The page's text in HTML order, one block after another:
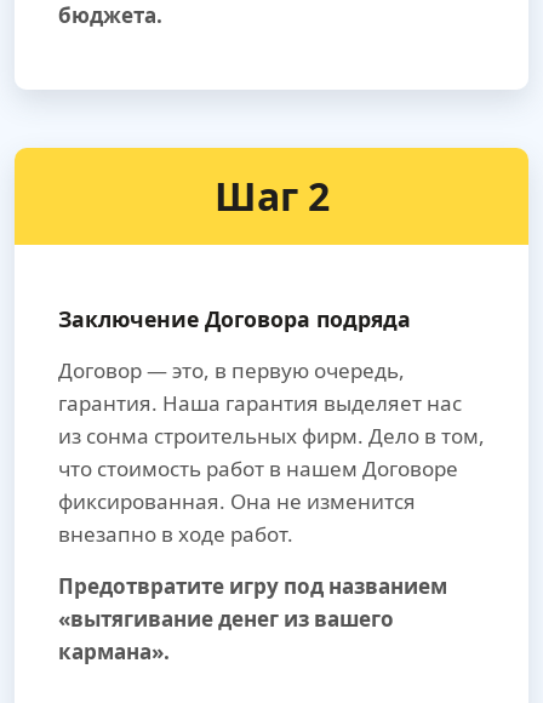
бюджета.
Шаг 2
Заключение Договора подряда
Договор — это, в первую очередь,
гарантия. Наша гарантия выделяет нас
из сонма строительных фирм. Дело в том,
что стоимость работ в нашем Договоре
фиксированная. Она не изменится
внезапно в ходе работ.
Предотвратите игру под названием
«вытягивание денег из вашего
кармана».